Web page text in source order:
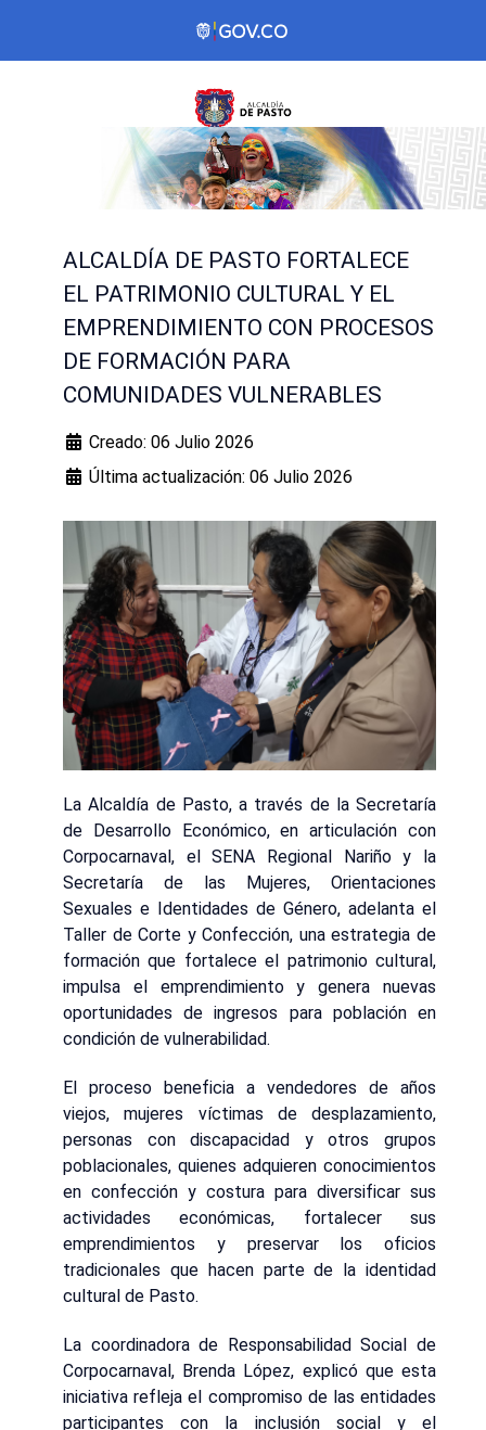
ALCALDÍA DE PASTO FORTALECE
EL PATRIMONIO CULTURAL Y EL
EMPRENDIMIENTO CON PROCESOS
DE FORMACIÓN PARA
COMUNIDADES VULNERABLES
Creado: 06 Julio 2026
Última actualización: 06 Julio 2026
La Alcaldía de Pasto, a través de la Secretaría
de Desarrollo Económico, en articulación con
Corpocarnaval, el SENA Regional Nariño y la
Secretaría de las Mujeres, Orientaciones
Sexuales e Identidades de Género, adelanta el
Taller de Corte y Confección, una estrategia de
formación que fortalece el patrimonio cultural,
impulsa el emprendimiento y genera nuevas
oportunidades de ingresos para población en
condición de vulnerabilidad.
El proceso beneficia a vendedores de años
viejos, mujeres víctimas de desplazamiento,
personas con discapacidad y otros grupos
poblacionales, quienes adquieren conocimientos
en confección y costura para diversificar sus
actividades económicas, fortalecer sus
emprendimientos y preservar los oficios
tradicionales que hacen parte de la identidad
cultural de Pasto.
La coordinadora de Responsabilidad Social de
Corpocarnaval, Brenda López, explicó que esta
iniciativa refleja el compromiso de las entidades
participantes con la inclusión social y el